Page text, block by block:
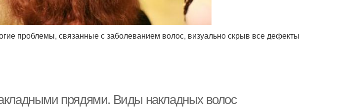
проблемы, связанные с заболеванием волос, визуально скрыв все дефекты
прядями. Виды накладных волос